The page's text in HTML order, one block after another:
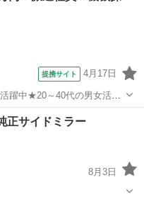
提携サイト 4月17日
躍中★20～40代の男女活躍
ーム寮費無料！赴任旅費会
利用可！年間休日135日
正サイドミラー
8月3日